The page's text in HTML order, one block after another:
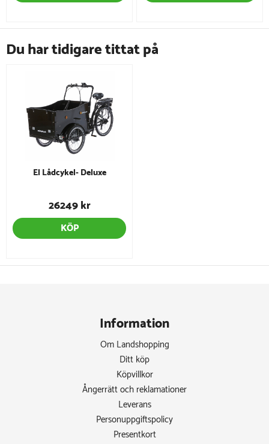
Du har tidigare tittat på
El Lådcykel- Deluxe
26249 kr
KÖP
Information
Om Landshopping
Ditt köp
Köpvillkor
Ångerrätt och reklamationer
Leverans
Personuppgiftspolicy
Presentkort